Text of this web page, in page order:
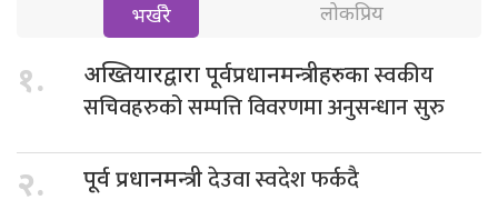
भर्खरै लोकप्रिय
१. अख्तियारद्वारा पूर्वप्रधानमन्त्रीहरुकास्वकीय
सचिवहरुको सम्पत्ति विवरणमा अनुसन्धान सुरु
२. पूर्व प्रधानमन्त्रीदेउवा स्वदेश फर्कदै